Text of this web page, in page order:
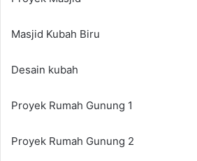
Masjid Kubah Biru
Desain kubah
Proyek Rumah Gunung 1
Proyek Rumah Gunung 2